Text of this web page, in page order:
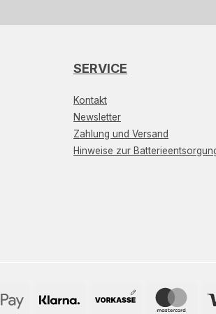
SERVICE
Kontakt
Newsletter
Zahlung und Versand
Hinweise zur